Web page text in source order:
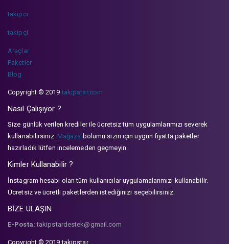
takipci
takipçi
Araçlar
Paketler
Blog
Copyright © 2019takipstar.com
Nasıl Çalışıyor ?
Size günlük verilen krediler ile ücretsiz tüm uygulamlarımızı severek
kullanabilirsiniz. Mağaza bölümü sizin için uygun fiyatta paketler
hazırladık lütfen incelemeden geçmeyin.
Kimler Kullanabilir ?
İnstagram hesabı olan tüm kullanıcılar uygulamalarımızı kullanabilir.
Ücretsiz ve ücretli paketlerden istediğinizi seçebilirsiniz.
BİZE ULAŞIN
E-Posta: takipstardestek@gmail.com
Copyright © 2019 takipstar.